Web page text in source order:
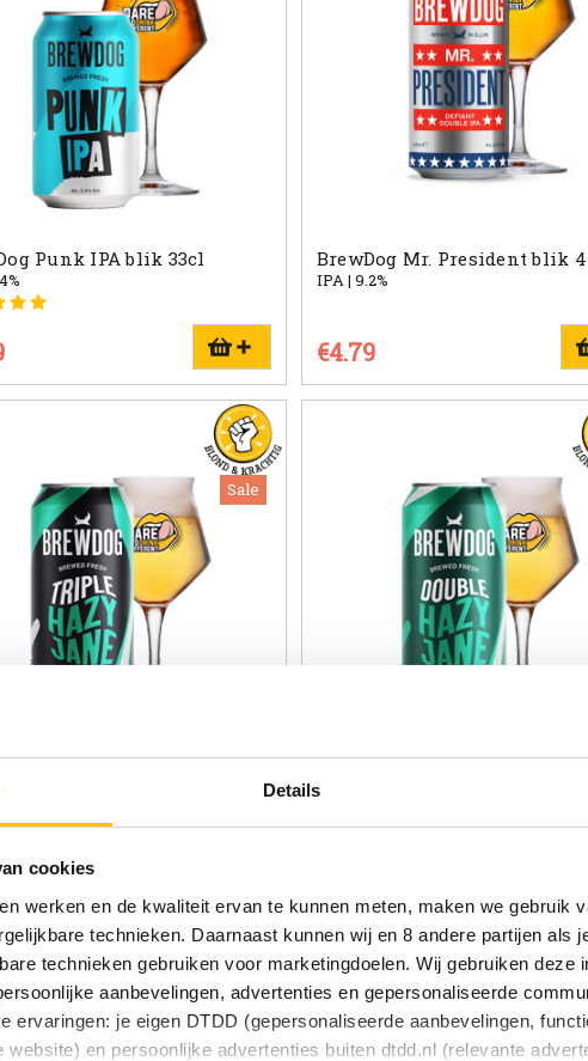
Details
cookies
werken en de kwaliteit ervan te kunnen meten, maken we gebruik
technieken. Daarnaast kunnen wij en 8 andere partijen als
technieken gebruiken voor marketingdoelen. Wij gebruiken deze
aanbevelingen, advertenties en gepersonaliseerde
ervaringen: je eigen DTDD (gepersonaliseerde aanbevelingen,
website) en persoonlijke advertenties buiten dtdd.nl (relevante
Punk IPA blik 33cl BrewDog Mr. President blik
IPA | 9.2%
€4.79
Sale
Triple Hazy blik 44cl
NEIPA | 7.2%